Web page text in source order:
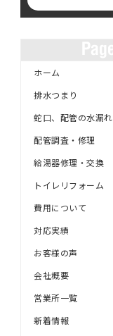
ホーム
排水つまり
蛇口、配管の水漏れ
配管調査・修理
給湯器修理・交換
トイレリフォーム
費用について
対応実績
お客様の声
会社概要
営業所一覧
新着情報